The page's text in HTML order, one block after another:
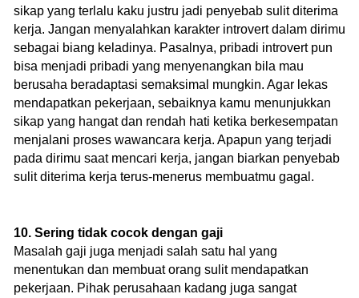
sikap yang terlalu kaku justru jadi penyebab sulit diterima
kerja. Jangan menyalahkan karakter introvert dalam dirimu
sebagai biang keladinya. Pasalnya, pribadi introvert pun
bisa menjadi pribadi yang menyenangkan bila mau
berusaha beradaptasi semaksimal mungkin. Agar lekas
mendapatkan pekerjaan, sebaiknya kamu menunjukkan
sikap yang hangat dan rendah hati ketika berkesempatan
menjalani proses wawancara kerja. Apapun yang terjadi
pada dirimu saat mencari kerja, jangan biarkan penyebab
sulit diterima kerja terus-menerus membuatmu gagal.
10. Sering tidak cocok dengan gaji
Masalah gaji juga menjadi salah satu hal yang
menentukan dan membuat orang sulit mendapatkan
pekerjaan. Pihak perusahaan kadang juga sangat